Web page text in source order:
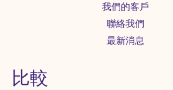
我們的客戶
聯絡我們
最新消息
比較